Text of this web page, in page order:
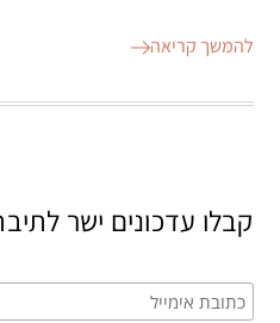
להמשך קריאה
קבלו עדכונים ישר